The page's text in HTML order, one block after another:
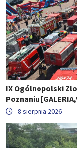
IX Ogólnopolski
Poznaniu
8 sierpnia 2026